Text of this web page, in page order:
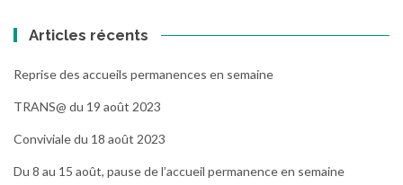
Articles récents
Reprise des accueils permanences en semaine
TRANS@ du 19 août 2023
Conviviale du 18 août 2023
Du 8 au 15 août, pause de l’accueil permanence en semaine